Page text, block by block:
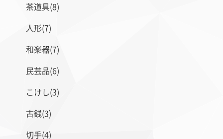
茶道具(8)
人形(7)
和楽器(7)
民芸品(6)
こけし(3)
古銭(3)
切手(4)